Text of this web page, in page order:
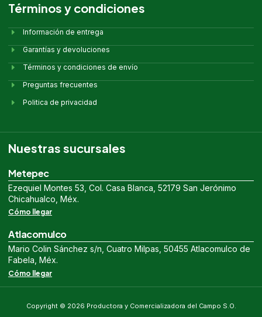
Términos y condiciones
Información de entrega
Garantías y devoluciones
Términos y condiciones de envío
Preguntas frecuentes
Politica de privacidad
Nuestras sucursales
Metepec
Ezequiel Montes 53, Col. Casa Blanca, 52179 San Jerónimo
Chicahualco, Méx.
Cómo llegar
Atlacomulco
Mario Colin Sánchez s/n, Cuatro Milpas, 50455 Atlacomulco de
Fabela, Méx.
Cómo llegar
Copyright © 2026 Productora y Comercializadora del Campo S.O.